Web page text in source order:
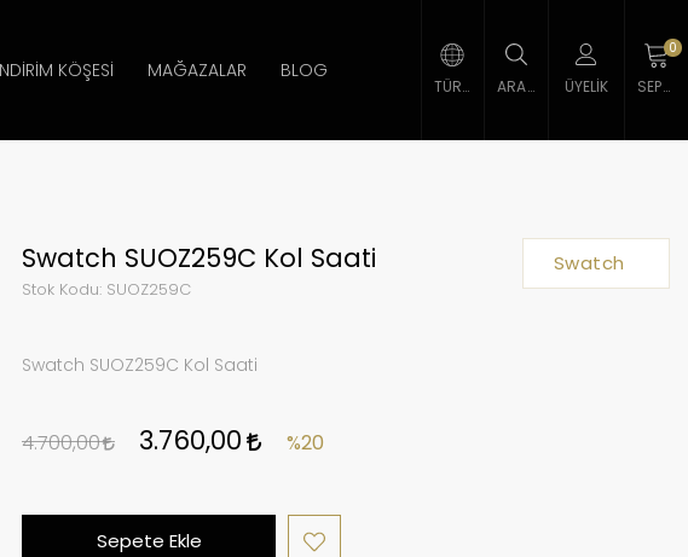
İNDIRIM KÖŞESI MAĞAZALAR BLOG
ÜYELIK
0
Swatch
Swatch SUOZ259C Kol Saati
Stok Kodu: SUOZ259C
Swatch SUOZ259C Kol Saati
4.700,00 3.760,00 %20
Sepete Ekle